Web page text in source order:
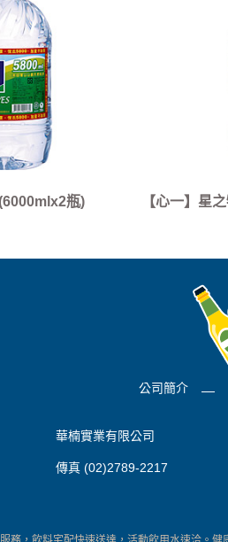
瓶)
【心一】星
公司簡介
華楠實業有限公司
傳真 (02)2789-2217